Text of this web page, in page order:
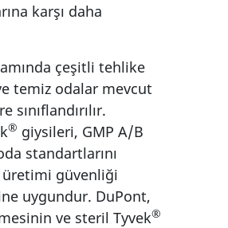
karşı daha
çeşitli tehlike
temiz odalar mevcut
® giysileri, GMP A/B
standartlarını
üretimi güvenliği
uygundur. DuPont,
ve steril Tyvek®